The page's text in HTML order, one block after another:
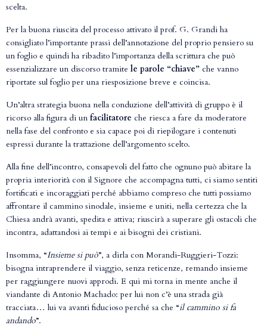
scelta.
Per la buona riuscita del processo attivato il prof. G. Grandi ha
consigliato l’importante prassi dell’annotazione del proprio pensiero su
un foglio e quindi ha ribadito l’importanza della scrittura che può
essenzializzare un discorso tramite le parole “chiave” che vanno
riportate sul foglio per una riesposizione breve e coincisa.
Un’altra strategia buona nella conduzione dell’attività di gruppo è il
ricorso alla figura di un facilitatore che riesca a fare da moderatore
nella fase del confronto e sia capace poi di riepilogare i contenuti
espressi durante la trattazione dell’argomento scelto.
Alla fine dell’incontro, consapevoli del fatto che ognuno può abitare la
propria interiorità con il Signore che accompagna tutti, ci siamo sentiti
fortificati e incoraggiati perché abbiamo compreso che tutti possiamo
affrontare il cammino sinodale, insieme e uniti, nella certezza che la
Chiesa andrà avanti, spedita e attiva; riuscirà a superare gli ostacoli che
incontra, adattandosi ai tempi e ai bisogni dei cristiani.
Insomma, “Insieme si può”, a dirla con Morandi-Ruggieri-Tozzi:
bisogna intraprendere il viaggio, senza reticenze, remando insieme
per raggiungere nuovi approdi. E qui mi torna in mente anche il
viandante di Antonio Machado: per lui non c’è una strada già
tracciata… lui va avanti fiducioso perché sa che “il cammino si fa
andando”.